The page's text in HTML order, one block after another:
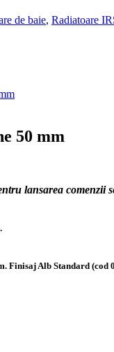
de baie, Radiatoare
50 mm
lansarea comenzii
Finisaj Alb Standard (cod